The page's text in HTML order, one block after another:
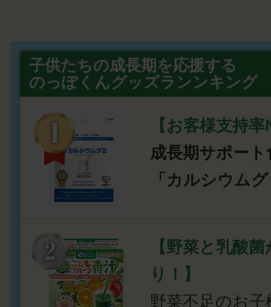
子供たちの成長期を応援する
のっぽくんグッズランンキング
【お客様支持
成長期サポート
「カルシウム
【野菜と乳酸
り！】
野菜不足のお